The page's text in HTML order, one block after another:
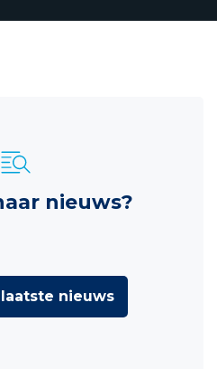
nieuws?
nieuws